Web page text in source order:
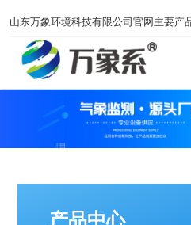
山东万象环境科技有限公司官网主要
产品中心